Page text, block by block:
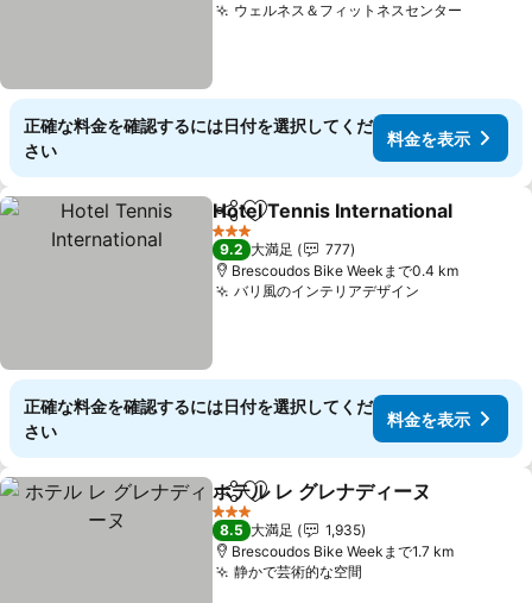
ウェルネス＆フィットネスセンター
正確な料金を確認するには日付を選択してくだ
さい
料金を表示
シェアお気に入りに追加
Hotel Tennis International
3 ホテルのランク
9.2 大満足
777
Brescoudos Bike Weekまで0.4 km
バリ風のインテリアデザイン
正確な料金を確認するには日付を選択してくだ
さい
料金を表示
シェアお気に入りに追加
ホテル レ グレナディーヌ
3 ホテルのランク
8.5 大満足
1,935
Brescoudos Bike Weekまで1.7 km
静かで芸術的な空間